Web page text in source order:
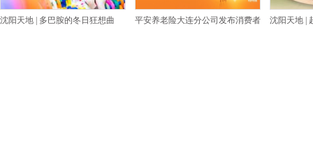
沈阳天地 | 多巴胺的冬日狂想曲 平安养老险大连分公司发布消费者 沈阳天地 |